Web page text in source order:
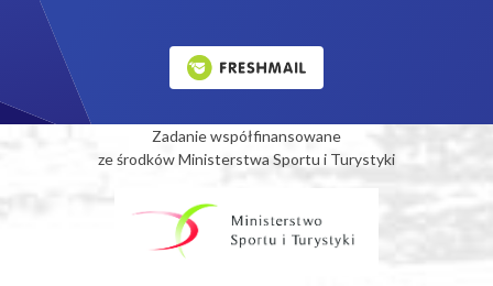
Zadanie współfinansowane
ze środków Ministerstwa Sportu i Turystyki